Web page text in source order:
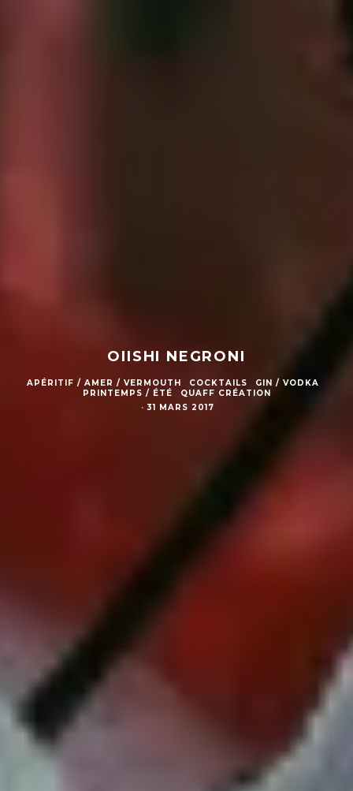
OIISHI NEGRONI
APÉRITIF / AMER / VERMOUTH COCKTAILS
GIN / VODKA
PRINTEMPS / ÉTÉ
QUAFF CRÉATION
· 31 MARS 2017